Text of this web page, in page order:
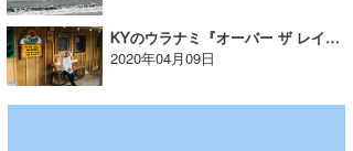
KYのウラナミ『オーバー ザ レインボー』
2020年04月09日